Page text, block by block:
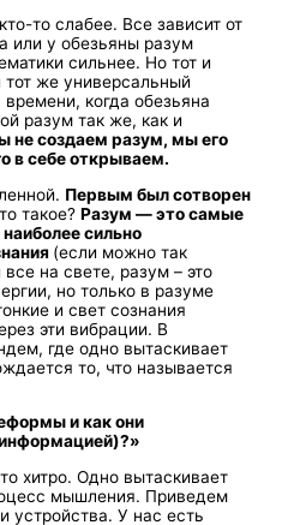
то слабее. Все зависит от
или у обезьяны разум
сильнее. Но тот и
тот же универсальный
когда обезьяна
разум так же, как и
не создаем разум, мы его
в себе открываем.
Первым был сотворен
такое?Разум — это самые
сильно
(если можно так
на свете, разум – это
но только в разуме
и свет сознания
эти вибрации. В
где одно вытаскивает
то, что называется
и как они
хитро. Одно вытаскивает
мышления. Приведем
устройства. У нас есть